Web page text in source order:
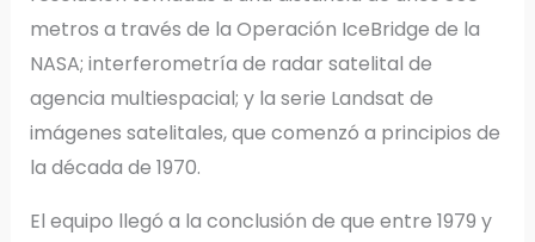
metros a través de la Operación IceBridge de la
NASA; interferometría de radar satelital de
agencia multiespacial; y la serie Landsat de
imágenes satelitales, que comenzó a principios de
la década de 1970.
El equipo llegó a la conclusión de que entre 1979 y